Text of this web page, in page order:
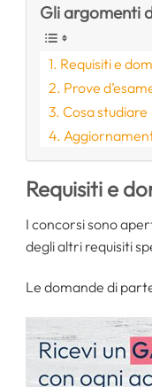
Gli argomenti
Requisiti e
Prove
Cosa studiare
Requisiti e
I concorsi sono
degli altri requisiti
Le domande di